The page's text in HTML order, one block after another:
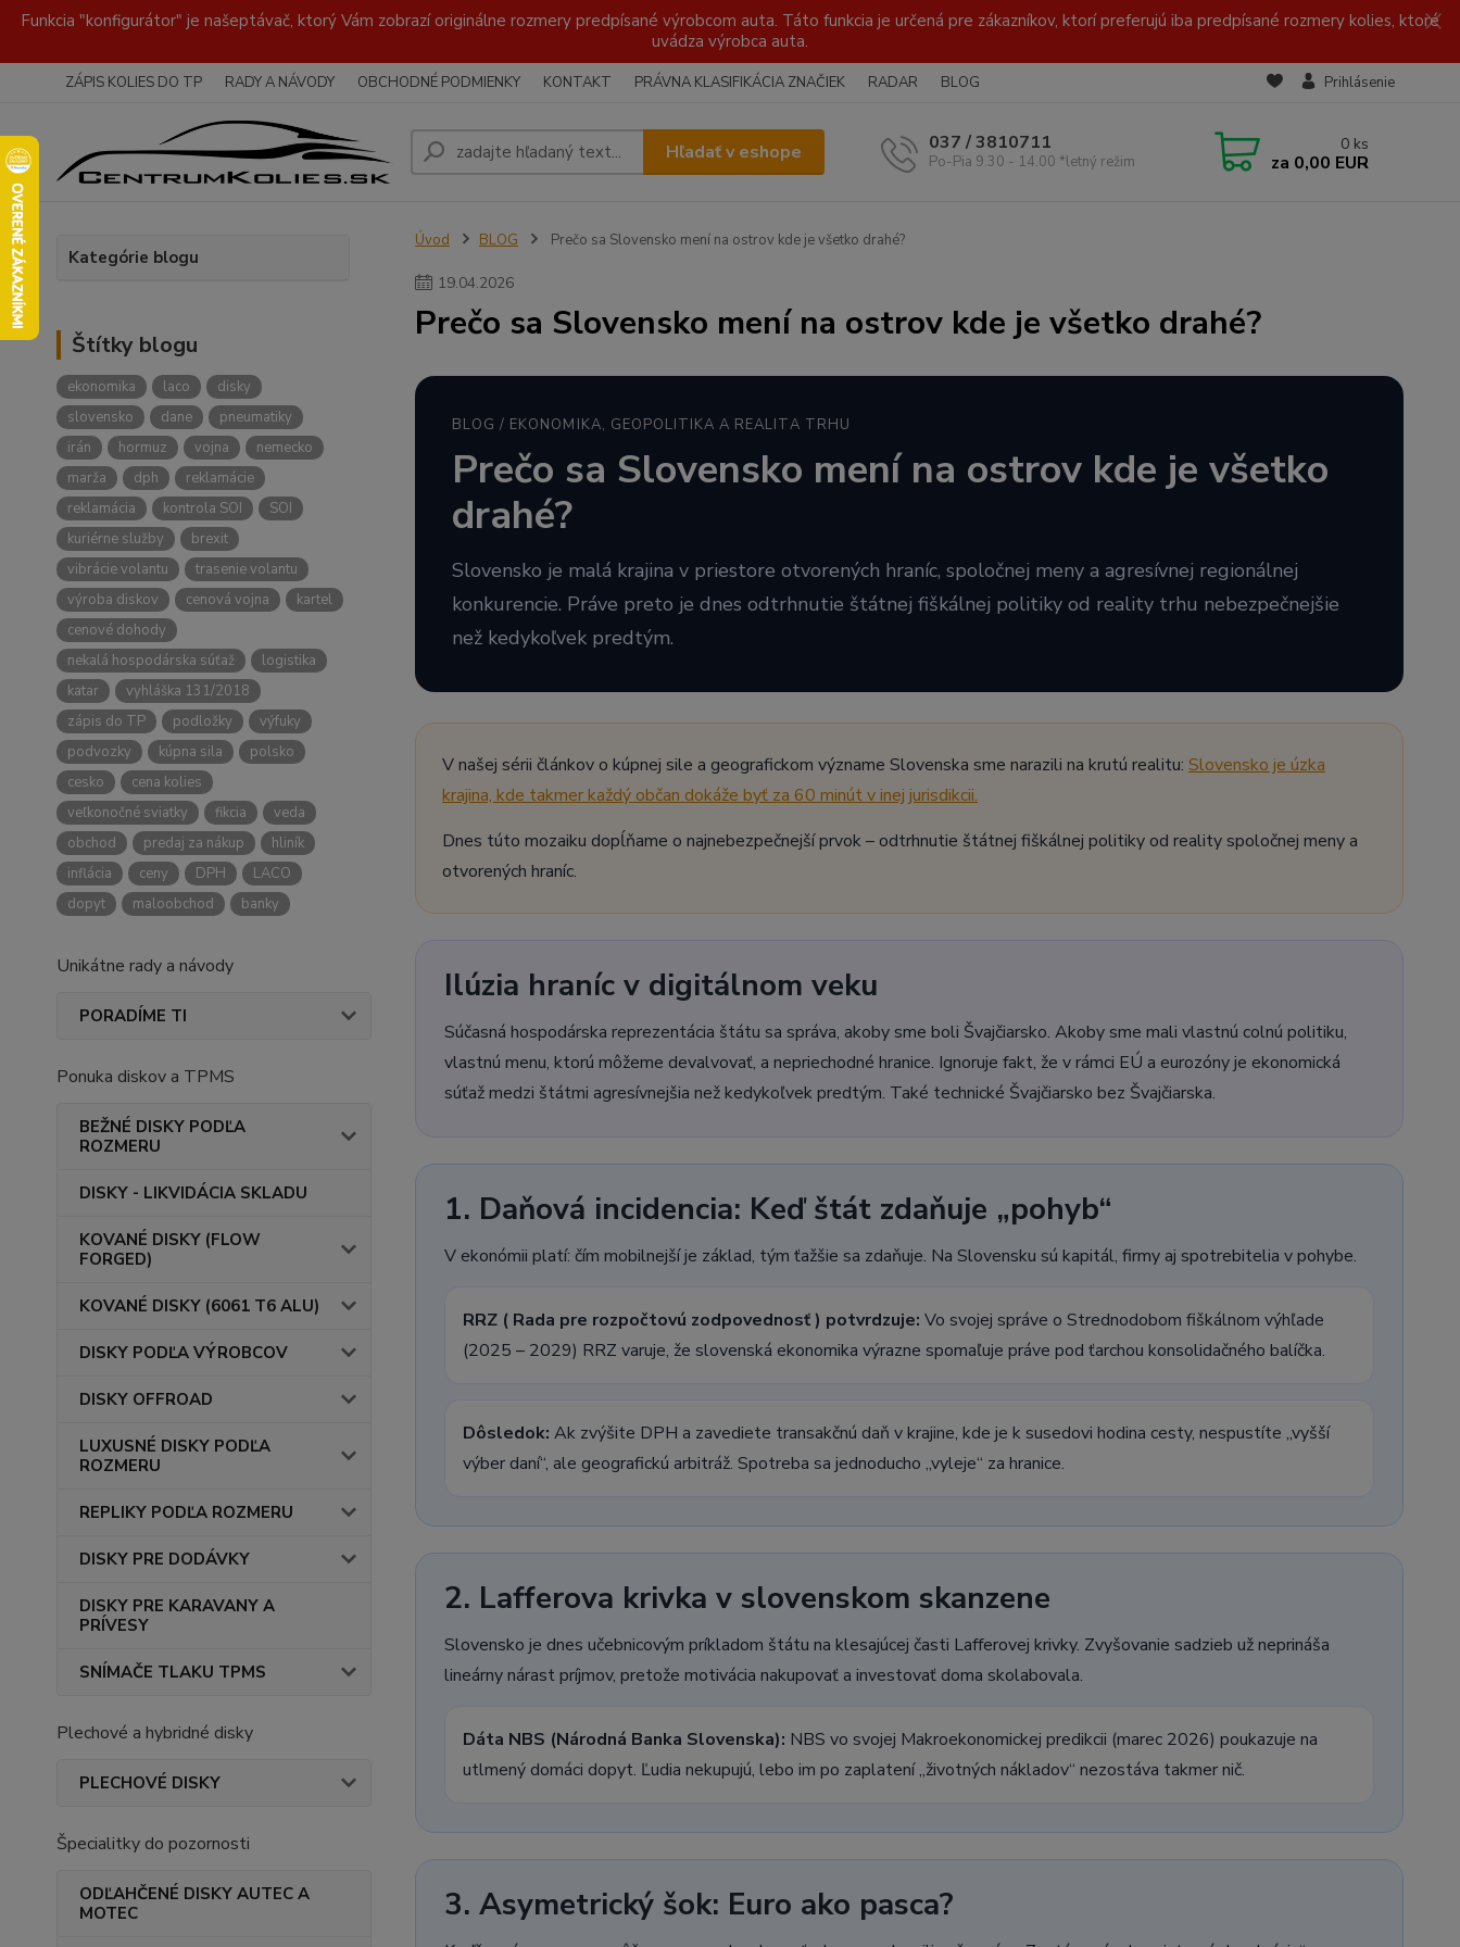
Funkcia "konfigurátor" je našeptávač, ktorý Vám zobrazí originálne rozmery predpísané výrobcom auta. Táto funkcia je určená pre zákazníkov, ktorí preferujú iba predpísané rozmery kolies, ktoré
uvádza výrobca auta.
ZÁPIS KOLIES DO TP RADY A NÁVODY OBCHODNÉ PODMIENKY KONTAKT PRÁVNA KLASIFIKÁCIA ZNAČIEK RADAR BLOG Prihlásenie
Hľadať v eshope 037 / 3810711
Po-Pia 9.30 - 14.00 *letný režim
0 ks
za 0,00 EUR
Kategórie blogu
Štítky blogu
ekonomika laco
disky
slovensko
dane
pneumatiky
irán
hormuz vojna
nemecko
marža
dph
reklamácie
reklamácia
kontrola SOI
SOI
kuriérne služby
brexit
vibrácie volantu
trasenie volantu
výroba diskov
cenová vojna
kartel
cenové dohody
nekalá hospodárska súťaž
logistika
katar
vyhláška 131/2018
zápis do TP
podložky
výfuky
podvozky
kúpna sila
polsko
cesko
cena kolies
veľkonočné sviatky
fikcia
veda
obchod
predaj za nákup
hliník
inflácia
ceny DPH
LACO
dopyt
maloobchod banky
Unikátne rady a návody
PORADÍME TI
Ponuka diskov a TPMS
BEŽNÉ DISKY PODĽA
ROZMERU
DISKY - LIKVIDÁCIA SKLADU
KOVANÉ DISKY (FLOW
FORGED)
KOVANÉ DISKY (6061 T6 ALU)
DISKY PODĽA VÝROBCOV
DISKY OFFROAD
LUXUSNÉ DISKY PODĽA
ROZMERU
REPLIKY PODĽA ROZMERU
DISKY PRE DODÁVKY
DISKY PRE KARAVANY A
PRÍVESY
SNÍMAČE TLAKU TPMS
Plechové a hybridné disky
PLECHOVÉ DISKY
Špecialitky do pozornosti
ODĽAHČENÉ DISKY AUTEC A
MOTEC
Úvod BLOG Prečo sa Slovensko mení na ostrov kde je všetko drahé?
19.04.2026
Prečo sa Slovensko mení na ostrov kde je všetko drahé?
BLOG / EKONOMIKA, GEOPOLITIKA A REALITA TRHU
Prečo sa Slovensko mení na ostrov kde je všetko
drahé?
Slovensko je malá krajina v priestore otvorených hraníc, spoločnej meny a agresívnej regionálnej
konkurencie. Práve preto je dnes odtrhnutie štátnej fiškálnej politiky od reality trhu nebezpečnejšie
než kedykoľvek predtým.
V našej sérii článkov o kúpnej sile a geografickom význame Slovenska sme narazili na krutú realitu: Slovensko je úzka
krajina, kde takmer každý občan dokáže byť za 60 minút v inej jurisdikcii.
Dnes túto mozaiku dopĺňame o najnebezpečnejší prvok – odtrhnutie štátnej fiškálnej politiky od reality spoločnej meny a
otvorených hraníc.
Ilúzia hraníc v digitálnom veku
Súčasná hospodárska reprezentácia štátu sa správa, akoby sme boli Švajčiarsko. Akoby sme mali vlastnú colnú politiku,
vlastnú menu, ktorú môžeme devalvovať, a nepriechodné hranice. Ignoruje fakt, že v rámci EÚ a eurozóny je ekonomická
súťaž medzi štátmi agresívnejšia než kedykoľvek predtým. Také technické Švajčiarsko bez Švajčiarska.
1. Daňová incidencia: Keď štát zdaňuje „pohyb“
V ekonómii platí: čím mobilnejší je základ, tým ťažšie sa zdaňuje. Na Slovensku sú kapitál, firmy aj spotrebitelia v pohybe.
RRZ ( Rada pre rozpočtovú zodpovednosť ) potvrdzuje: Vo svojej správe o Strednodobom fiškálnom výhľade
(2025 – 2029) RRZ varuje, že slovenská ekonomika výrazne spomaľuje práve pod ťarchou konsolidačného balíčka.
Dôsledok: Ak zvýšite DPH a zavediete transakčnú daň v krajine, kde je k susedovi hodina cesty, nespustíte „vyšší
výber daní“, ale geografickú arbitráž. Spotreba sa jednoducho „vyleje“ za hranice.
2. Lafferova krivka v slovenskom skanzene
Slovensko je dnes učebnicovým príkladom štátu na klesajúcej časti Lafferovej krivky. Zvyšovanie sadzieb už neprináša
lineárny nárast príjmov, pretože motivácia nakupovať a investovať doma skolabovala.
Dáta NBS (Národná Banka Slovenska): NBS vo svojej Makroekonomickej predikcii (marec 2026) poukazuje na
utlmený domáci dopyt. Ľudia nekupujú, lebo im po zaplatení „životných nákladov“ nezostáva takmer nič.
3. Asymetrický šok: Euro ako pasca?